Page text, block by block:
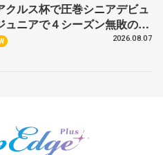
クルス杯で圧巻シニアデビュ
ニアで４シーズン無敗の島
2026.08.07